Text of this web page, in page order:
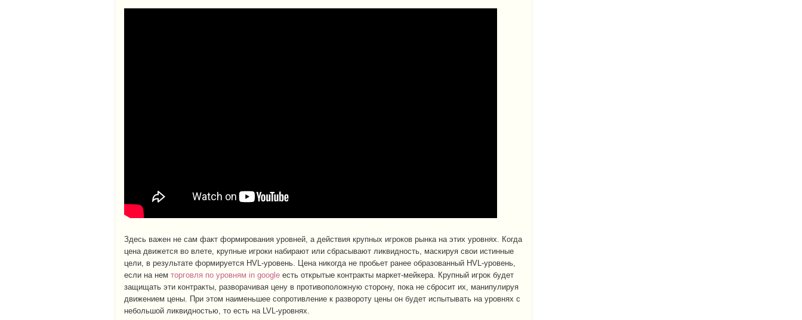
Здесь важен не сам факт формирования уровней, а действия крупных игроков рынка на этих уровнях. Когда
цена движется во влете, крупные игроки набирают или сбрасывают ликвидность, маскируя свои истинные
цели, в результате формируется HVL-уровень. Цена никогда не пробьет ранее образованный HVL-уровень,
если на нем торговля по уровням in google есть открытые контракты маркет-мейкера. Крупный игрок будет
защищать эти контракты, разворачивая цену в противоположную сторону, пока не сбросит их, манипулируя
движением цены. При этом наименьшее сопротивление к развороту цены он будет испытывать на уровнях с
небольшой ликвидностью, то есть на LVL-уровнях.